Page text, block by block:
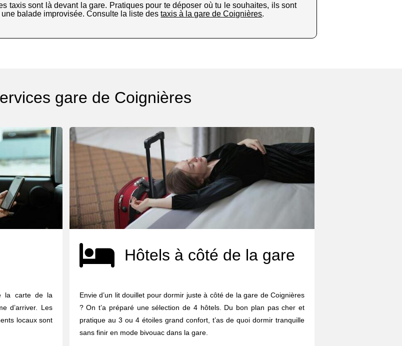
taxis sont là devant la gare. Pratiques pour te déposer où tu le souhaites, ils sont
balade improvisée. Consulte la liste destaxis à la gare de Coignières.
gare de Coignières
la carte de la
d’arriver. Les
locaux sont
Hôtels à côté de la gare
Envie d’un lit douillet pour dormir juste à côté de la gare de Coignières
? On t’a préparé une sélection de 4 hôtels. Du bon plan pas cher et
pratique au 3 ou 4 étoiles grand confort, t’as de quoi dormir tranquille
sans finir en mode bivouac dans la gare.